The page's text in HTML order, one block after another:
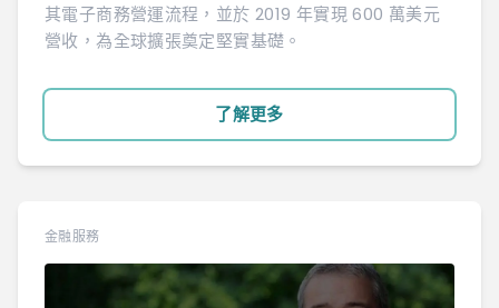
其電子商務營運流程，並於 2019 年實現 600 萬美元
營收，為全球擴張奠定堅實基礎。
了解更多
金融服務